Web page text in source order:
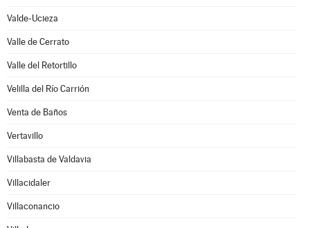
Valde-Ucieza
Valle de Cerrato
Valle del Retortillo
Velilla del Río Carrión
Venta de Baños
Vertavillo
Villabasta de Valdavia
Villacidaler
Villaconancio